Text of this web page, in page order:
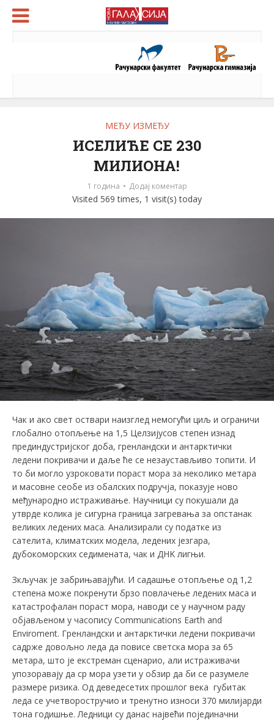
МЕЂУ ИЗМЕЂУ
ИСЕЛИЋЕ СЕ 230
МИЛИОНА!
1 година Додај коментар
Visited 569 times, 1 visit(s) today
Чак и ако свет оствари наизглед немогући циљ и ограничи
глобално отопљење на 1,5 Целзијусов степен изнад
прединдустријског доба, гренландски и антарктички
ледени покривачи и даље ће се незаустављиво топити. И
то би могло узроковати пораст мора за неколико метара
и масовне сеобе из обалских подручја, показује ново
међународно истраживање. Научници су покушали да
утврде колика је сигурна граница загревања за опстанак
великих ледених маса. Анализирали су податке из
сателита, климатских модела, ледених језгара,
дубокоморских седимената, чак и ДНK лигњи.
Зкључак је забрињавајући. И садашње отопљење од 1,2
степена може покренути брзо повлачење ледених маса и
катастрофалан пораст мора, наводи се у научном раду
објављеном у часопису Communications Earth and
Enviroment. Гренландски и антарктички ледени покривачи
садрже довољно леда да повисе светска мора за 65
метара, што је екстреман сценарио, али истраживачи
упозоравају да ср мора узети у обзир да би се разумеле
размере ризика. Од деведесетих прошлог века губитак
леда се учетворостручио и тренутно износи 370 милијарди
тона годишње. Ледници су данас највећи појединачни